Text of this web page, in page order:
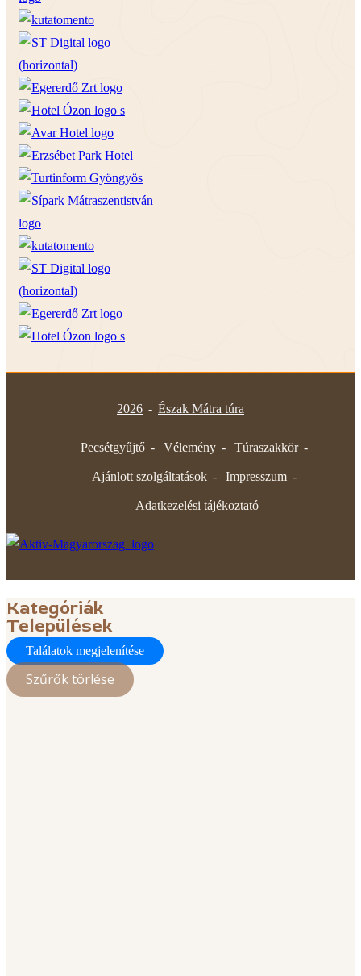
2026 - Észak Mátra túra
Pecsétgyűjtő Vélemény Túraszakkör
Ajánlott szolgáltatások Impresszum
Adatkezelési tájékoztató
Kategóriák
Települések
Találatok megjelenítése
Szűrők törlése